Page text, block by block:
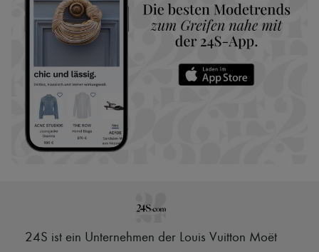
24S ist ein Unternehmen der Louis Vuitton Moët